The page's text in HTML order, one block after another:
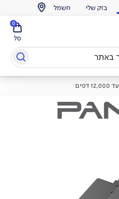
בזק שלי חשמל
סל
0
דפים